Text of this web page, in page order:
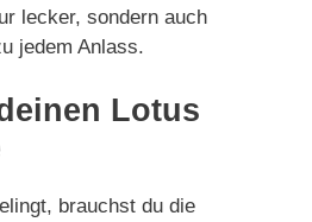
lecker, sondern auch
jedem Anlass.
Lotus
brauchst du die